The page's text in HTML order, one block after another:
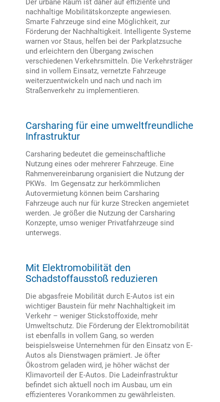
Der urbane Raum ist daher auf effiziente und
nachhaltige Mobilitätskonzepte angewiesen.
Smarte Fahrzeuge sind eine Möglichkeit, zur
Förderung der Nachhaltigkeit. Intelligente Systeme
warnen vor Staus, helfen bei der Parkplatzsuche
und erleichtern den Übergang zwischen
verschiedenen Verkehrsmitteln. Die Verkehrsträger
sind in vollem Einsatz, vernetzte Fahrzeuge
weiterzuentwickeln und nach und nach im
Straßenverkehr zu implementieren.
Carsharing für eine umweltfreundliche
Infrastruktur
Carsharing bedeutet die gemeinschaftliche
Nutzung eines oder mehrerer Fahrzeuge. Eine
Rahmenvereinbarung organisiert die Nutzung der
PKWs. Im Gegensatz zur herkömmlichen
Autovermietung können beim Carsharing
Fahrzeuge auch nur für kurze Strecken angemietet
werden. Je größer die Nutzung der Carsharing
Konzepte, umso weniger Privatfahrzeuge sind
unterwegs.
Mit Elektromobilität den
Schadstoffausstoß reduzieren
Die abgasfreie Mobilität durch E-Autos ist ein
wichtiger Baustein für mehr Nachhaltigkeit im
Verkehr – weniger Stickstoffoxide, mehr
Umweltschutz. Die Förderung der Elektromobilität
ist ebenfalls in vollem Gang, so werden
beispielsweise Unternehmen für den Einsatz von E-
Autos als Dienstwagen prämiert. Je öfter
Ökostrom geladen wird, je höher wächst der
Klimavorteil der E-Autos. Die Ladeinfrastruktur
befindet sich aktuell noch im Ausbau, um ein
effizienteres Vorankommen zu gewährleisten.